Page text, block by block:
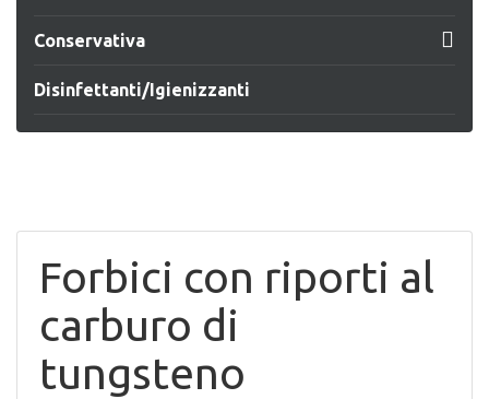
Conservativa 
Disinfettanti/Igienizzanti
Forbici con riporti al
carburo di
tungsteno